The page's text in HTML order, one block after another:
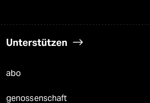
Unterstützen
abo
genossenschaft